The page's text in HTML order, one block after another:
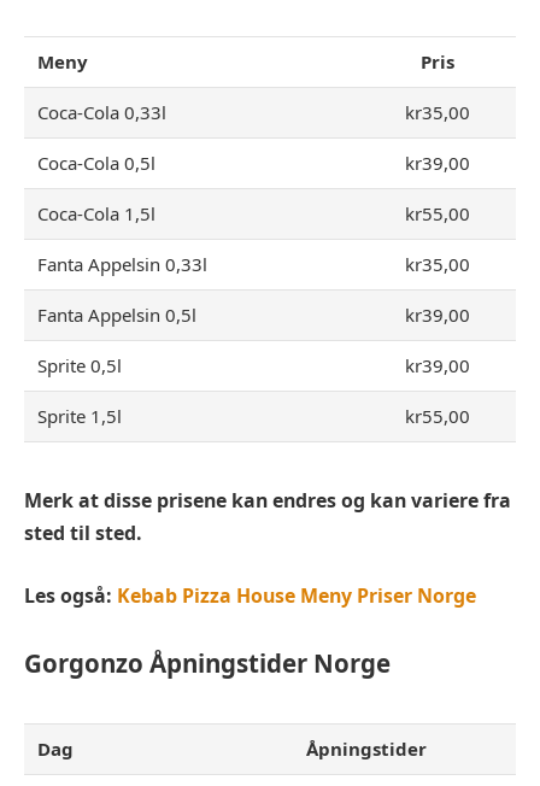
Meny Pris
Coca-Cola 0,33l kr35,00
Coca-Cola 0,5l kr39,00
Coca-Cola 1,5l kr55,00
Fanta Appelsin 0,33l kr35,00
Fanta Appelsin 0,5l kr39,00
Sprite 0,5l kr39,00
Sprite 1,5l kr55,00
Merk at disse prisene kan endres og kan variere fra
sted til sted.
Les også: Kebab Pizza House Meny Priser Norge
Gorgonzo Åpningstider Norge
Dag Åpningstider